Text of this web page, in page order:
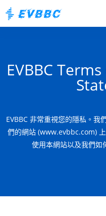
EVBBC
EVBBC 非常重視您的隱私。我
們的網站 (www.evbbc.com)
使用本網站以及我們如